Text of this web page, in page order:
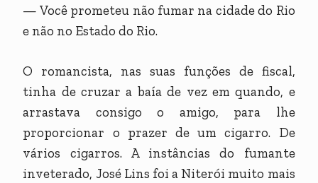
— Você prometeu não fumar na cidade do Rio
e não no Estado do Rio.
O romancista, nas suas funções de fiscal,
tinha de cruzar a baía de vez em quando, e
arrastava consigo o amigo, para lhe
proporcionar o prazer de um cigarro. De
vários cigarros. A instâncias do fumante
inveterado, José Lins foi a Niterói muito mais